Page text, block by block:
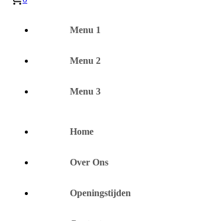
Menu 1
Menu 2
Menu 3
Home
Over Ons
Openingstijden